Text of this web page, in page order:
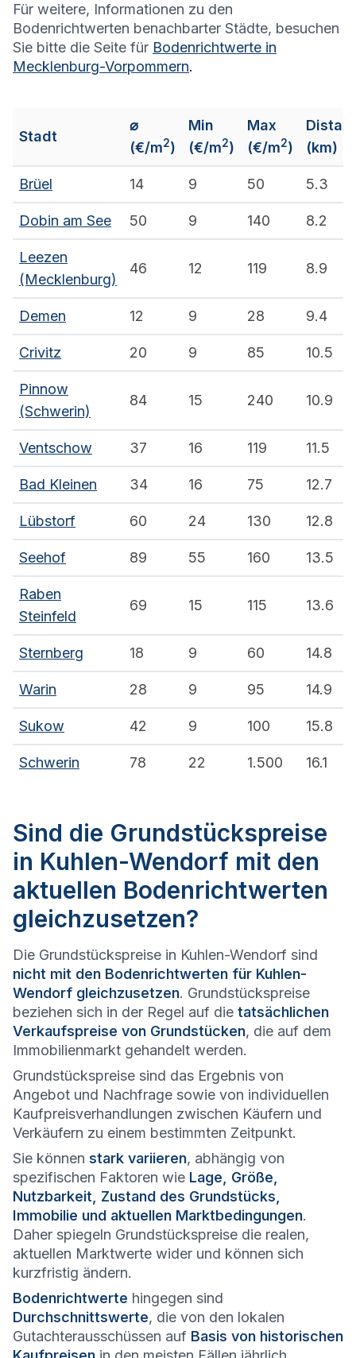
Für weitere, Informationen zu den
Bodenrichtwerten benachbarter Städte, besuchen
Sie bitte die Seite für Bodenrichtwerte in
Mecklenburg-Vorpommern.
Stadt
⌀
(€/m2)
Min
(€/m2)
Max
(€/m2)
(km)
Brüel 14 9 50 5.3
Dobin am See 50 9 140 8.2
Leezen
(Mecklenburg)
46 12 119 8.9
Demen 12 9 28 9.4
Crivitz 20 9 85 10.5
Pinnow
(Schwerin)
84 15 240 10.9
Ventschow 37 16 119 11.5
Bad Kleinen 34 16 75 12.7
Lübstorf 60 24 130 12.8
Seehof 89 55 160 13.5
Raben
Steinfeld
69 15 115 13.6
Sternberg 18 9 60 14.8
Warin 28 9 95 14.9
Sukow 42 9 100 15.8
Schwerin 78 22 1.500 16.1
Sind die Grundstückspreise
in Kuhlen-Wendorf mit den
aktuellen Bodenrichtwerten
gleichzusetzen?
Die Grundstückspreise in Kuhlen-Wendorf sind
nicht mit den Bodenrichtwerten für Kuhlen-
Wendorf gleichzusetzen. Grundstückspreise
beziehen sich in der Regel auf die tatsächlichen
Verkaufspreise von Grundstücken, die auf dem
Immobilienmarkt gehandelt werden.
Grundstückspreise sind das Ergebnis von
Angebot und Nachfrage sowie von individuellen
Kaufpreisverhandlungen zwischen Käufern und
Verkäufern zu einem bestimmten Zeitpunkt.
Sie können stark variieren, abhängig von
spezifischen Faktoren wie Lage, Größe,
Nutzbarkeit, Zustand des Grundstücks,
Immobilie und aktuellen Marktbedingungen.
Daher spiegeln Grundstückspreise die realen,
aktuellen Marktwerte wider und können sich
kurzfristig ändern.
Bodenrichtwerte hingegen sind
Durchschnittswerte, die von den lokalen
Gutachterausschüssen auf Basis von historischen